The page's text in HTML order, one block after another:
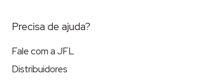
Precisa de ajuda?
Fale com a JFL
Distribuidores